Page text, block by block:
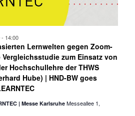
Lernwelten gegen Zoom-
Vergleichsstudie zum Einsatz von
Hochschullehre der THWS
Hube) | HND-BW goes
- 14:00
| Messe Karlsruhe Messeallee 1,